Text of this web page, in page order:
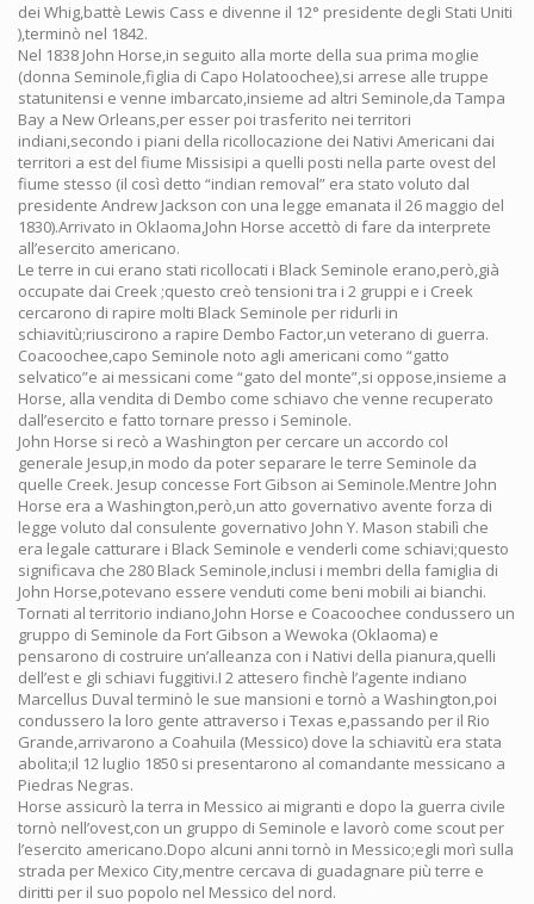
dei Whig,battè Lewis Cass e divenne il 12° presidente degli Stati Uniti
),terminò nel 1842.
Nel 1838 John Horse,in seguito alla morte della sua prima moglie
(donna Seminole,figlia di Capo Holatoochee),si arrese alle truppe
statunitensi e venne imbarcato,insieme ad altri Seminole,da Tampa
Bay a New Orleans,per esser poi trasferito nei territori
indiani,secondo i piani della ricollocazione dei Nativi Americani dai
territori a est del fiume Missisipi a quelli posti nella parte ovest del
fiume stesso (il così detto “indian removal” era stato voluto dal
presidente Andrew Jackson con una legge emanata il 26 maggio del
1830).Arrivato in Oklaoma,John Horse accettò di fare da interprete
all’esercito americano.
Le terre in cui erano stati ricollocati i Black Seminole erano,però,già
occupate dai Creek ;questo creò tensioni tra i 2 gruppi e i Creek
cercarono di rapire molti Black Seminole per ridurli in
schiavitù;riuscirono a rapire Dembo Factor,un veterano di guerra.
Coacoochee,capo Seminole noto agli americani como “gatto
selvatico”e ai messicani come “gato del monte”,si oppose,insieme a
Horse, alla vendita di Dembo come schiavo che venne recuperato
dall’esercito e fatto tornare presso i Seminole.
John Horse si recò a Washington per cercare un accordo col
generale Jesup,in modo da poter separare le terre Seminole da
quelle Creek. Jesup concesse Fort Gibson ai Seminole.Mentre John
Horse era a Washington,però,un atto governativo avente forza di
legge voluto dal consulente governativo John Y. Mason stabilì che
era legale catturare i Black Seminole e venderli come schiavi;questo
significava che 280 Black Seminole,inclusi i membri della famiglia di
John Horse,potevano essere venduti come beni mobili ai bianchi.
Tornati al territorio indiano,John Horse e Coacoochee condussero un
gruppo di Seminole da Fort Gibson a Wewoka (Oklaoma) e
pensarono di costruire un’alleanza con i Nativi della pianura,quelli
dell’est e gli schiavi fuggitivi.I 2 attesero finchè l’agente indiano
Marcellus Duval terminò le sue mansioni e tornò a Washington,poi
condussero la loro gente attraverso i Texas e,passando per il Rio
Grande,arrivarono a Coahuila (Messico) dove la schiavitù era stata
abolita;il 12 luglio 1850 si presentarono al comandante messicano a
Piedras Negras.
Horse assicurò la terra in Messico ai migranti e dopo la guerra civile
tornò nell’ovest,con un gruppo di Seminole e lavorò come scout per
l’esercito americano.Dopo alcuni anni tornò in Messico;egli morì sulla
strada per Mexico City,mentre cercava di guadagnare più terre e
diritti per il suo popolo nel Messico del nord.